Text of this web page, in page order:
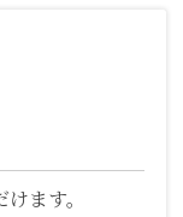
ます。